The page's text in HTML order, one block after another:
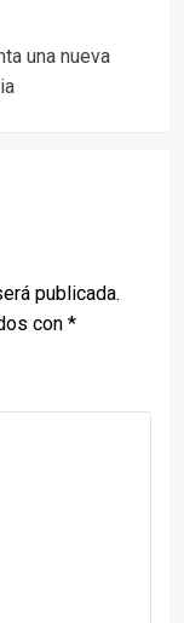
una nueva
publicada.
con *